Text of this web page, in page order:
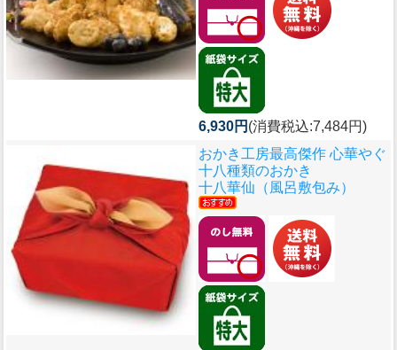
6,930円 (消費税込:7,484円)
おかき工房最高傑作 心華やぐ
十八種類のおかき
十八華仙（風呂敷包み）